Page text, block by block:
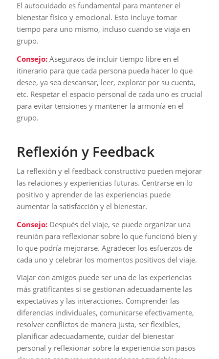
El autocuidado es fundamental para mantener el
bienestar físico y emocional. Esto incluye tomar
tiempo para uno mismo, incluso cuando se viaja en
grupo.
Consejo:Aseguraos de incluir tiempo libre en el
itinerario para que cada persona pueda hacer lo que
desee, ya sea descansar, leer, explorar por su cuenta,
etc. Respetar el espacio personal de cada uno es crucial
para evitar tensiones y mantener la armonía en el
grupo.
Reflexión y Feedback
La reflexión y el feedback constructivo pueden mejorar
las relaciones y experiencias futuras. Centrarse en lo
positivo y aprender de las experiencias puede
aumentar la satisfacción y el bienestar.
Consejo:Después del viaje, se puede organizar una
reunión para reflexionar sobre lo que funcionó bien y
lo que podría mejorarse. Agradecer los esfuerzos de
cada uno y celebrar los momentos positivos del viaje.
Viajar con amigos puede ser una de las experiencias
más gratificantes si se gestionan adecuadamente las
expectativas y las interacciones. Comprender las
diferencias individuales, comunicarse efectivamente,
resolver conflictos de manera justa, ser flexibles,
planificar adecuadamente, cuidar del bienestar
personal y reflexionar sobre la experiencia son pasos